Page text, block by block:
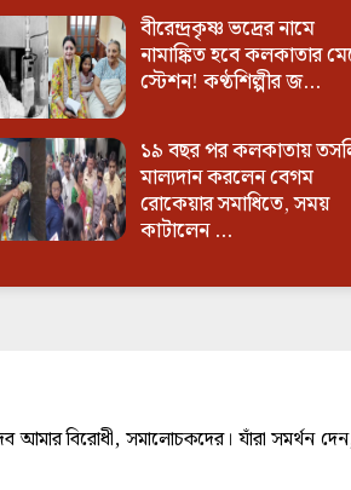
বীরেন্দ্রকৃষ্ণ ভদ্রের নামে
নামাঙ্কিত হবে কলকাতার
স্টেশন! কণ্ঠশিল্পীর জ...
১৯ বছর পর কলকাতায়
মাল্যদান করলেন বেগম
রোকেয়ার সমাধিতে, সময়
কাটালেন ...
আমার বিরোধী, সমালোচকদের। যাঁরা সমর্থন